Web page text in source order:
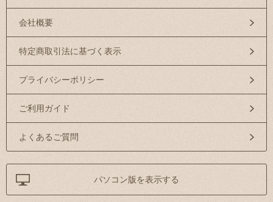
会社概要
特定商取引法に基づく表示
プライバシーポリシー
ご利用ガイド
よくあるご質問
パソコン版を表示する